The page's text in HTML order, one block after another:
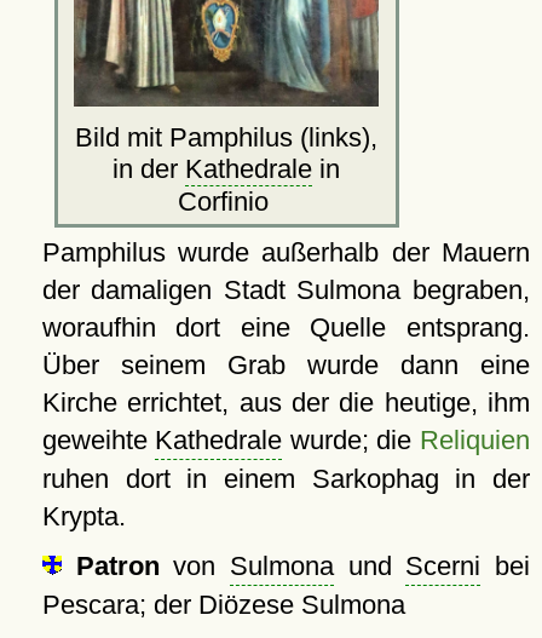
Bild mit Pamphilus (links),
in der Kathedrale in
Corfinio
Pamphilus wurde außerhalb der Mauern
der damaligen Stadt Sulmona begraben,
woraufhin dort eine Quelle entsprang.
Über seinem Grab wurde dann eine
Kirche errichtet, aus der die heutige, ihm
geweihte Kathedrale wurde; die Reliquien
ruhen dort in einem Sarkophag in der
Krypta.
Patron von Sulmonaund Scerni bei
Pescara; der Diözese Sulmona